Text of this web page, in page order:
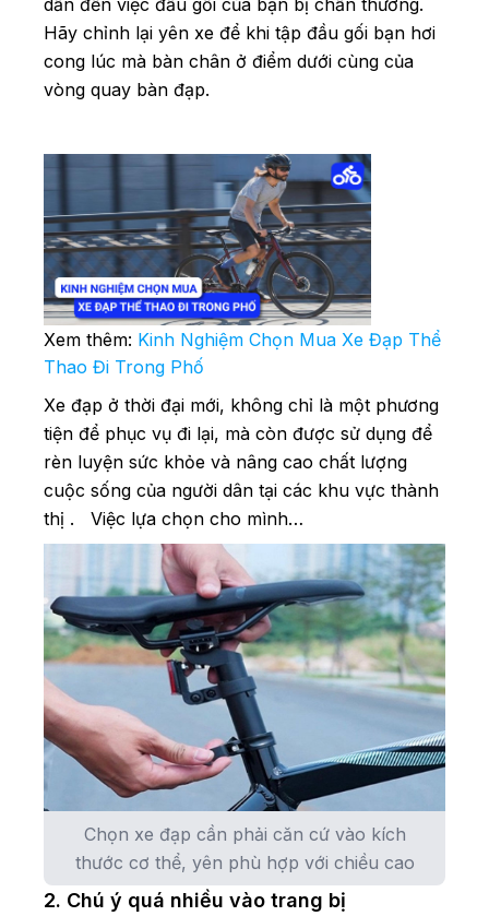
Hãy chỉnh lại yên xe để khi tập đầu gối bạn hơi
cong lúc mà bàn chân ở điểm dưới cùng của
vòng quay bàn đạp.
Xem thêm: Kinh Nghiệm Chọn Mua Xe Đạp Thể
Thao Đi Trong Phố
Xe đạp ở thời đại mới, không chỉ là một phương
tiện để phục vụ đi lại, mà còn được sử dụng để
rèn luyện sức khỏe và nâng cao chất lượng
cuộc sống của người dân tại các khu vực thành
thị . Việc lựa chọn cho mình…
Chọn xe đạp cần phải căn cứ vào kích
thước cơ thể, yên phù hợp với chiều cao
2. Chú ý quá nhiều vào trang bị